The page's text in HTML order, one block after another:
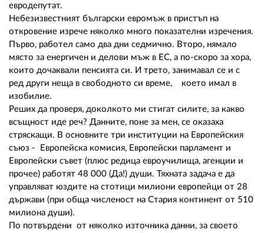
евродепутат.
Небезизвестният български евромъж в пристъп на
откровение изрече няколко много показателни изречения.
Първо, работел само два дни седмично. Второ, нямало
място за енергичен и делови мъж в ЕС, а по-скоро за хора,
които дочаквали пенсията си. И трето, занимавал се и с
ред други неща в свободното си време, което имал в
изобилие.
Реших да проверя, доколкото ми стигат силите, за какво
всъщност иде реч? Данните, поне за мен, се оказаха
стряскащи. В основните три институции на Европейския
съюз - Европейска комисия, Европейски парламент и
Европейски съвет (плюс редица евроучилища, агенции и
прочее) работят 48 000 (Да!) души. Тяхната задача е да
управляват юздите на стотици милиони европейци от 28
държави (при обща численост на Стария континент от 510
милиона души).
По потвърдени от няколко източника данни, за своето
УСЛОВИЯ ЗА ПОЛЗВАНЕ
ПОЛИТИКА ЗА БИСКВИТКИТЕ
ПОЛИТИКАТА ЗА
ПОВЕРИТЕЛНОСТ
02 975 20 35